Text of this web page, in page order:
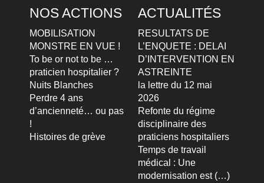
NOS ACTIONS
MOBILISATION
MONSTRE EN VUE !
To be or not to be …
praticien hospitalier ?
Nuits Blanches
Perdre 4 ans
d’ancienneté… ou pas
!
Histoires de grève
ACTUALITÉS
RESULTATS DE
L’ENQUETE : DELAI
D’INTERVENTION EN
ASTREINTE
la lettre du 12 mai
2026
Refonte du régime
disciplinaire des
praticiens hospitaliers
Temps de travail
médical : Une
modernisation est (…)